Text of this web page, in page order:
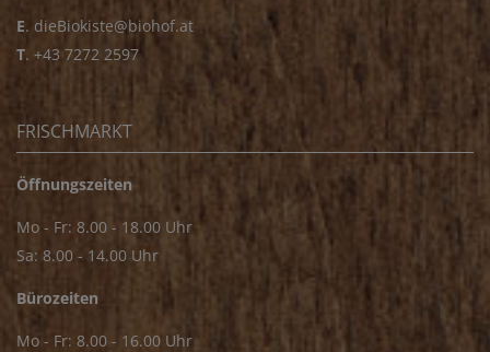
E. dieBiokiste@biohof.at
T. +43 7272 2597
FRISCHMARKT
Öffnungszeiten
Mo - Fr: 8.00 - 18.00 Uhr
Sa: 8.00 - 14.00 Uhr
Bürozeiten
Mo - Fr: 8.00 - 16.00 Uhr